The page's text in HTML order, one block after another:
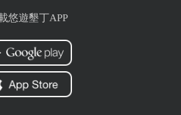
悠遊墾丁APP